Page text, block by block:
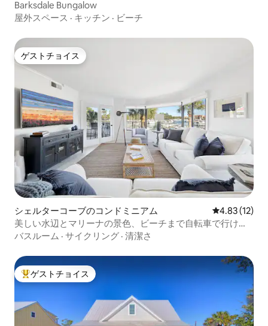
Barksdale Bungalow
屋外スペース · キッチン · ビーチ
ゲストチョイス
ゲストチョイス
シェルターコーブのコンドミニアム レビュー12
4.83 (12)
美しい水辺とマリーナの景色、ビーチまで自転車で行けま
す！
バスルーム · サイクリング · 清潔さ
大好評のゲストチョイスです。
ゲストチョイス